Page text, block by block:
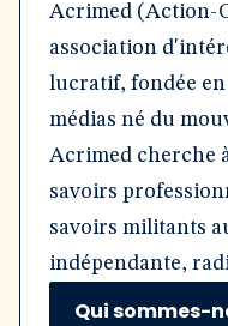
Acrimed (Action-
association
lucratif, fondée en
médias né du
Acrimed cherche
savoirs
savoirs militants
indépendante,
Qui sommes-